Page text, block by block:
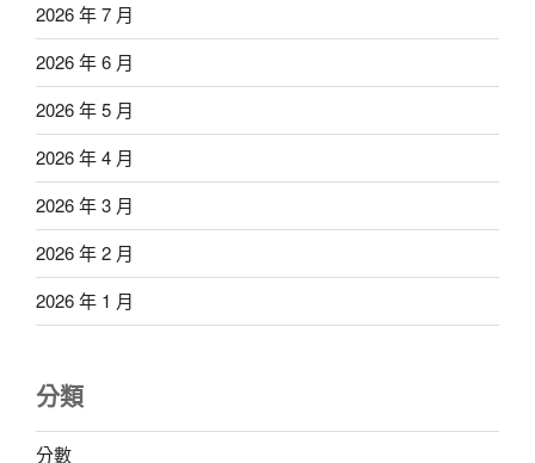
2026 年 7 月
2026 年 6 月
2026 年 5 月
2026 年 4 月
2026 年 3 月
2026 年 2 月
2026 年 1 月
分類
分數